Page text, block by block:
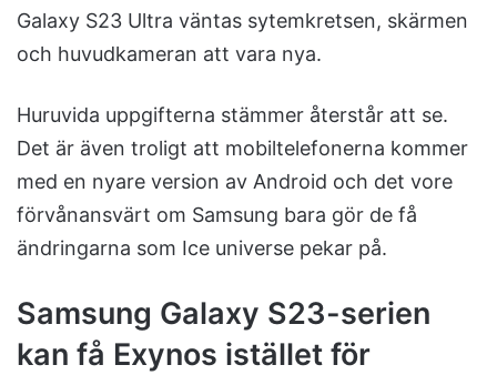
Galaxy S23 Ultra väntas sytemkretsen, skärmen
och huvudkameran att vara nya.
Huruvida uppgifterna stämmer återstår att se.
Det är även troligt att mobiltelefonerna kommer
med en nyare version av Android och det vore
förvånansvärt om Samsung bara gör de få
ändringarna som Ice universe pekar på.
Samsung Galaxy S23-serien
kan få Exynos istället för